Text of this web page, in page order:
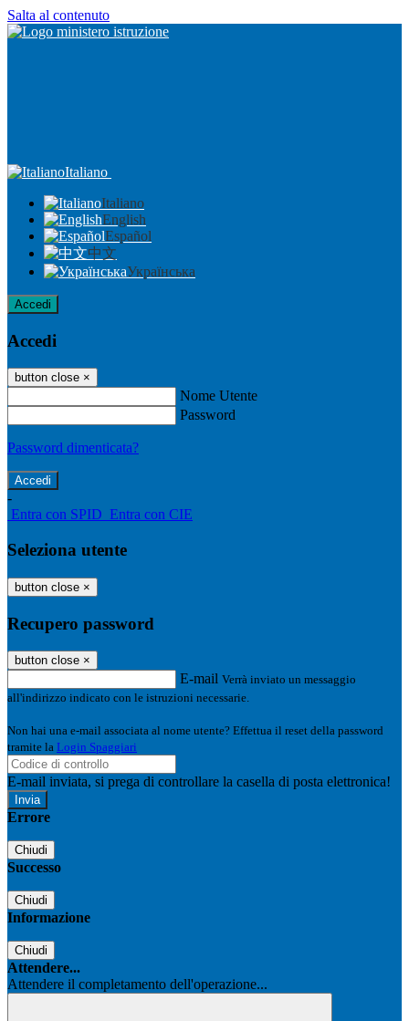
Salta al contenuto
Italiano
Italiano
English
Español
中文
Українська
Accedi
Accedi
button close ×
Nome Utente
Password
Password dimenticata?
-
Entra con SPID Entra con CIE
Seleziona utente
button close ×
Recupero password
button close ×
E-mail Verrà inviato un messaggio
all'indirizzo indicato con le istruzioni necessarie.
Non hai una e-mail associata al nome utente? Effettua il reset della password
tramite la Login Spaggiari
E-mail inviata, si prega di controllare la casella di posta elettronica!
Errore
Chiudi
Successo
Chiudi
Informazione
Chiudi
Attendere...
Attendere il completamento dell'operazione...